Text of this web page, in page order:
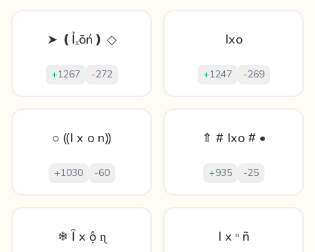
➤ ❪Ỉₓōń❫ ◇
+1267 -272
Ixo
+1247 -269
○ ⸨I x o n⸩
+1030 -60
⇑ # Ixo # •
+935 -25
❄ Ȋ х ộ ɳ I x ᵒ ñ